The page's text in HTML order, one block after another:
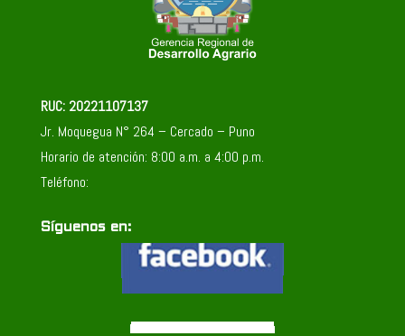
RUC: 20221107137
Jr. Moquegua N° 264 – Cercado – Puno
Horario de atención: 8:00 a.m. a 4:00 p.m.
Teléfono:
Síguenos en: